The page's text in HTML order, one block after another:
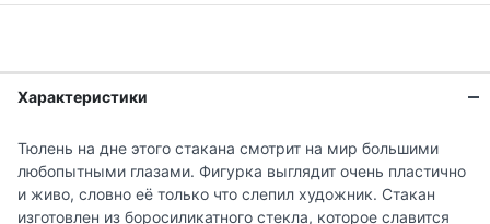
Характеристики
Тюлень на дне этого стакана смотрит на мир большими
любопытными глазами. Фигурка выглядит очень пластично
и живо, словно её только что слепил художник. Стакан
изготовлен из боросиликатного стекла, которое славится